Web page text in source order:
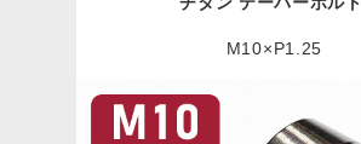
M10×P1.25